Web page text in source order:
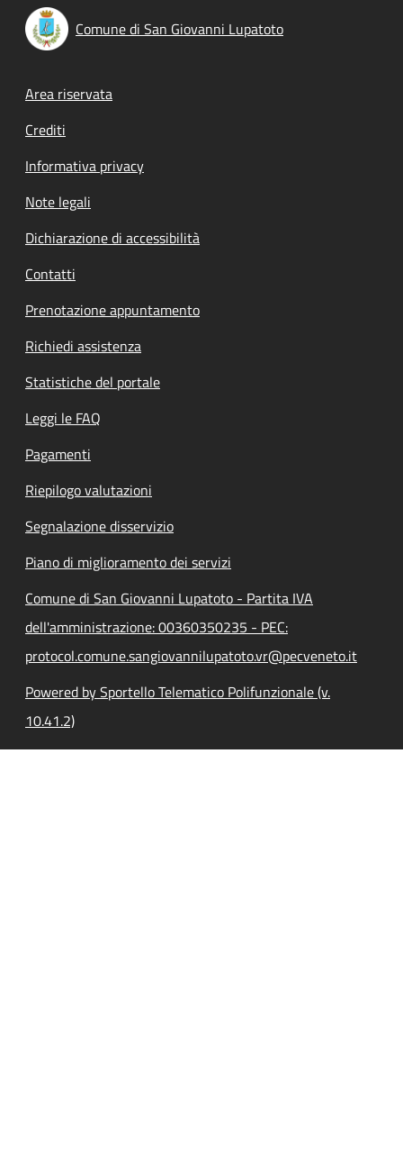
Comune di San Giovanni Lupatoto
Footer menu
Area riservata
Crediti
Informativa privacy
Note legali
Dichiarazione di accessibilità
Contatti
Prenotazione appuntamento
Richiedi assistenza
Statistiche del portale
Leggi le FAQ
Pagamenti
Riepilogo valutazioni
Segnalazione disservizio
Piano di miglioramento dei servizi
Comune di San Giovanni Lupatoto - Partita IVA
dell'amministrazione: 00360350235 - PEC:
protocol.comune.sangiovannilupatoto.vr@pecveneto.it
Powered by Sportello Telematico Polifunzionale (v.
10.41.2)